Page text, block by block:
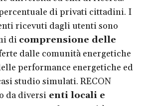
di privati cittadini. I
ricevuti dagli utenti sono
di comprensione delle
dalle comunità energetiche
performance energetiche ed
studio simulati. RECON
da diversi enti locali e